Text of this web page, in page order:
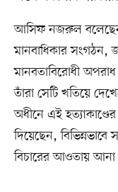
আসিফ নজরুল বলেছেন,
মানবাধিকার সংগঠন,
মানবতাবিরোধী
তাঁরা সেটি খতিয়ে
অধীনে এই
দিয়েছেন,
বিচারের আওতায় আনা